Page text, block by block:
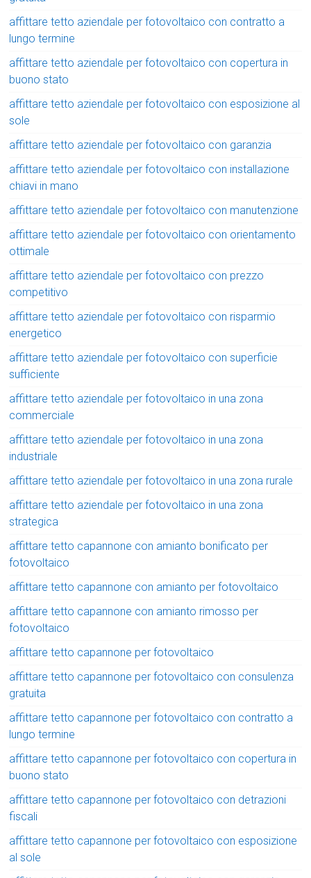
affittare tetto aziendale per fotovoltaico con contratto a
lungo termine
affittare tetto aziendale per fotovoltaico con copertura in
buono stato
affittare tetto aziendale per fotovoltaico con esposizione al
sole
affittare tetto aziendale per fotovoltaico con garanzia
affittare tetto aziendale per fotovoltaico con installazione
chiavi in mano
affittare tetto aziendale per fotovoltaico con manutenzione
affittare tetto aziendale per fotovoltaico con orientamento
ottimale
affittare tetto aziendale per fotovoltaico con prezzo
competitivo
affittare tetto aziendale per fotovoltaico con risparmio
energetico
affittare tetto aziendale per fotovoltaico con superficie
sufficiente
affittare tetto aziendale per fotovoltaico in una zona
commerciale
affittare tetto aziendale per fotovoltaico in una zona
industriale
affittare tetto aziendale per fotovoltaico in una zona rurale
affittare tetto aziendale per fotovoltaico in una zona
strategica
affittare tetto capannone con amianto bonificato per
fotovoltaico
affittare tetto capannone con amianto per fotovoltaico
affittare tetto capannone con amianto rimosso per
fotovoltaico
affittare tetto capannone per fotovoltaico
affittare tetto capannone per fotovoltaico con consulenza
gratuita
affittare tetto capannone per fotovoltaico con contratto a
lungo termine
affittare tetto capannone per fotovoltaico con copertura in
buono stato
affittare tetto capannone per fotovoltaico con detrazioni
fiscali
affittare tetto capannone per fotovoltaico con esposizione
al sole